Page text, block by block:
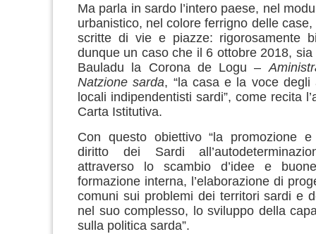
Ma parla in sardo l’intero paese, nel
urbanistico, nel colore ferrigno delle
scritte di vie e piazze: rigorosamente
dunque un caso che il 6 ottobre 2018,
Bauladu la Corona de Logu –
Natzione sarda, “la casa e la voce degli
locali indipendentisti sardi”, come recita
Carta Istitutiva.
Con questo obiettivo “la promozione
diritto dei Sardi
attraverso lo scambio d’idee e
formazione interna, l’elaborazione di
comuni sui problemi dei territori sardi e
nel suo complesso, lo sviluppo della
sulla politica sarda”.